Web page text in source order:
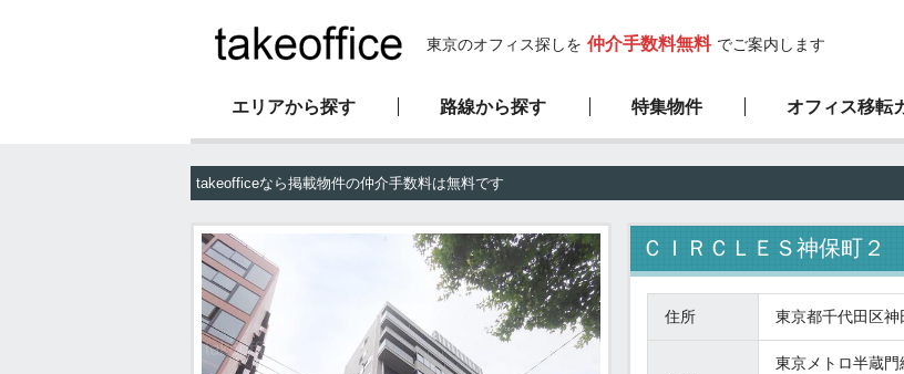
東京のオフィス探しを 仲介手数料無料 でご案内します
エリアから探す 路線から探す 特集物件
新耐震基準物件 高層ビル物件 新築物件
オフィス移転
オフィス移転マニュアル サービスの流れ
会社概要 弊社の特徴
takeofficeなら掲載物件の仲介手数料は無料です
ＣＩＲＣＬＥＳ神保町２
住所 東京都千代田区神
東京メトロ半蔵門